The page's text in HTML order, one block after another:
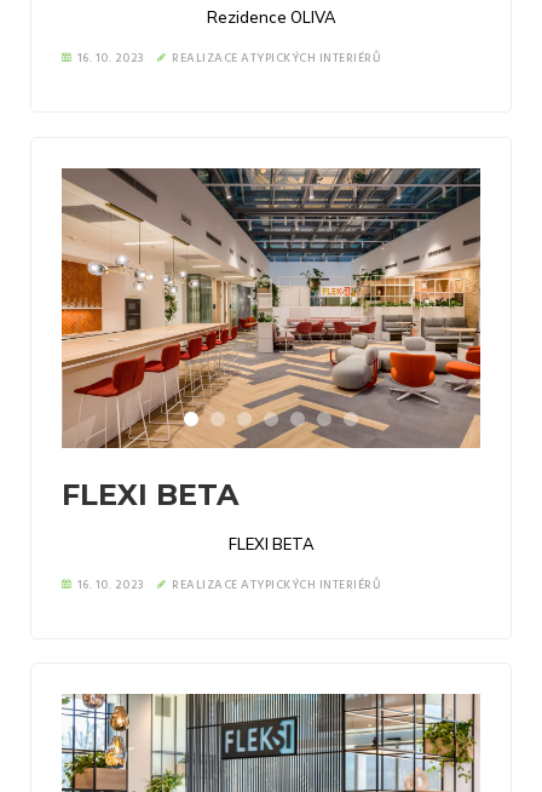
Rezidence OLIVA
16. 10. 2023 REALIZACE ATYPICKÝCH INTERIÉRŮ
FLEXI BETA
FLEXI BETA
16. 10. 2023 REALIZACE ATYPICKÝCH INTERIÉRŮ